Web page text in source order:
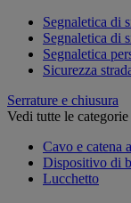
Segnaletica di
Segnaletica di
Segnaletica
Sicurezza
Serrature e chiusura
Vedi tutte le categorie
Cavo e catena
Dispositivo di
Lucchetto